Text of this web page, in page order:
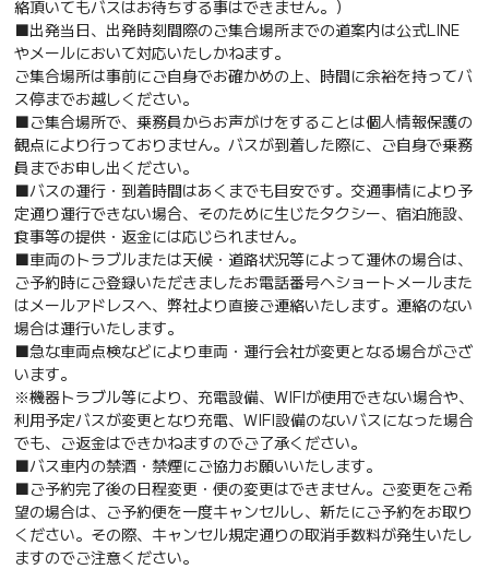
絡頂いてもバスはお待ちする事はできません。）
■出発当日、出発時刻間際のご集合場所までの道案内は公式LINE
やメールにおいて対応いたしかねます。
ご集合場所は事前にご自身でお確かめの上、時間に余裕を持ってバ
ス停までお越しください。
■ご集合場所で、乗務員からお声がけをすることは個人情報保護の
観点により行っておりません。バスが到着した際に、ご自身で乗務
員までお申し出ください。
■バスの運行・到着時間はあくまでも目安です。交通事情により予
定通り運行できない場合、そのために生じたタクシー、宿泊施設、
食事等の提供・返金には応じられません。
■車両のトラブルまたは天候・道路状況等によって運休の場合は、
ご予約時にご登録いただきましたお電話番号へショートメールまた
はメールアドレスへ、弊社より直接ご連絡いたします。連絡のない
場合は運行いたします。
■急な車両点検などにより車両・運行会社が変更となる場合がござ
います。
※機器トラブル等により、充電設備、WIFIが使用できない場合や、
利用予定バスが変更となり充電、WIFI設備のないバスになった場合
でも、ご返金はできかねますのでご了承ください。
■バス車内の禁酒・禁煙にご協力お願いいたします。
■ご予約完了後の日程変更・便の変更はできません。ご変更をご希
望の場合は、ご予約便を一度キャンセルし、新たにご予約をお取り
ください。その際、キャンセル規定通りの取消手数料が発生いたし
ますのでご注意ください。